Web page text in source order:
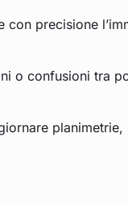
con precisione
o confusioni tra